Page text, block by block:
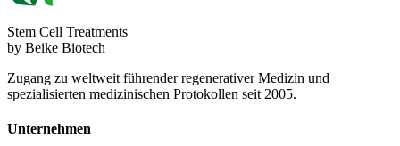
Stem Cell Treatments
by Beike Biotech
Zugang zu weltweit führender regenerativer Medizin und
spezialisierten medizinischen Protokollen seit 2005.
Unternehmen